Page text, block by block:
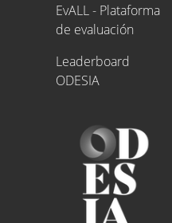
EvALL - Plataforma
de evaluación
Leaderboard
ODESIA